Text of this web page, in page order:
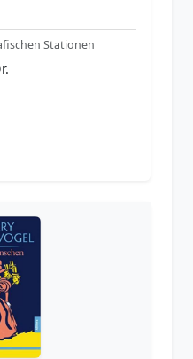
Stationen